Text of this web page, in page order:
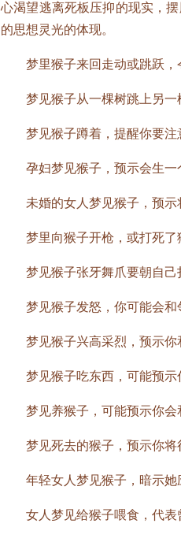
心渴望逃离死板压抑的现实，
的思想灵光的体现。
梦里猴子来回走动或跳跃，
梦见猴子从一棵树跳上另一
梦见猴子蹲着，提醒你要注
孕妇梦见猴子，预示会生一
未婚的女人梦见猴子，预示
梦里向猴子开枪，或打死了
梦见猴子张牙舞爪要朝自己
梦见猴子发怒，你可能会和
梦见猴子兴高采烈，预示你和
梦见猴子吃东西，可能预示
梦见养猴子，可能预示你会
梦见死去的猴子，预示你将
年轻女人梦见猴子，暗示她
女人梦见给猴子喂食，代表